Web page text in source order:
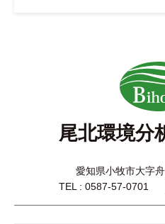
尾北環境分
愛知県小牧市大字
TEL : 0587-57-0701